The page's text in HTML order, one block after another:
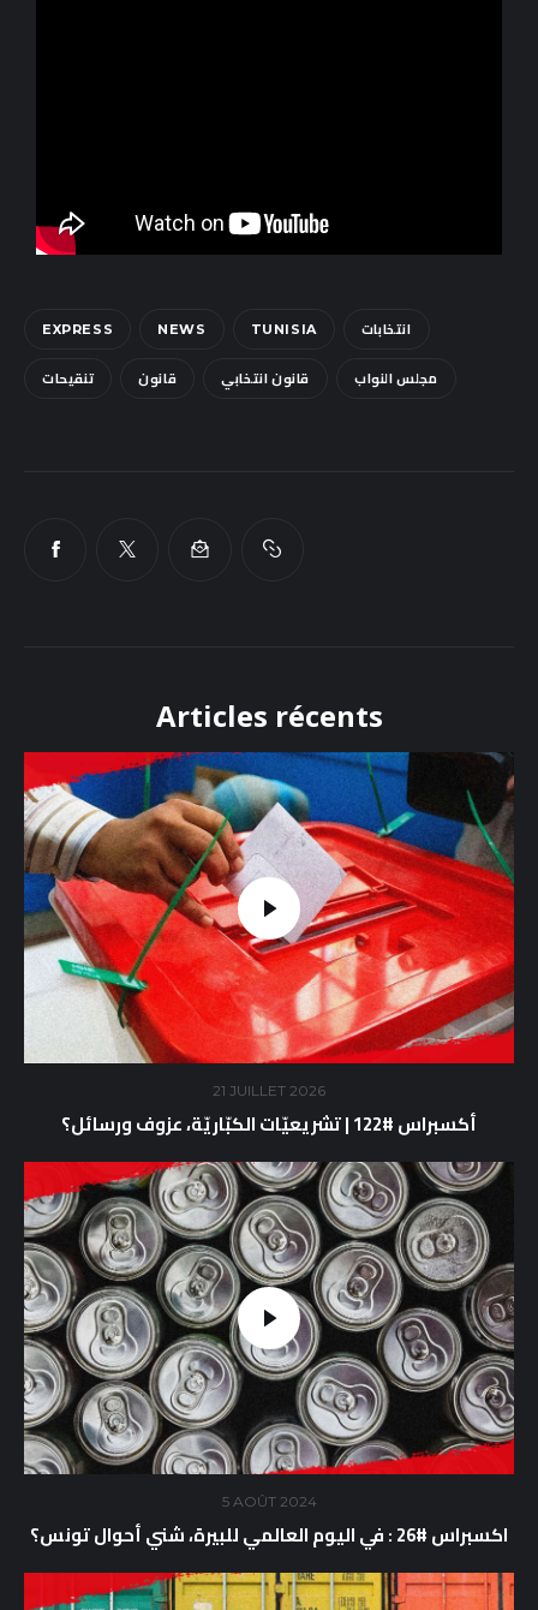
EXPRESS NEWS TUNISIA انتخابات
تنقيحات قانون قانون انتخابي مجلس النواب
Articles récents
21 JUILLET 2026
أكسبراس #122 | تشريعيّات الكبّاريّة، عزوف ورسائل؟
5 AOÛT 2024
اكسبراس #26 : في اليوم العالمي للبيرة، شني أحوال تونس؟